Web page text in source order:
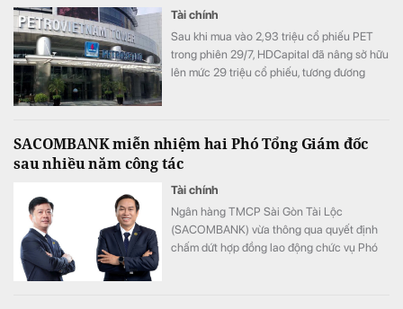
Tài chính
Sau khi mua vào 2,93 triệu cổ phiếu PET
trong phiên 29/7, HDCapital đã nâng sở hữu
lên mức 29 triệu cổ phiếu, tương đương
SACOMBANK miễn nhiệm hai Phó Tổng Giám đốc
sau nhiều năm công tác
Tài chính
Ngân hàng TMCP Sài Gòn Tài Lộc
(SACOMBANK) vừa thông qua quyết định
chấm dứt hợp đồng lao động chức vụ Phó